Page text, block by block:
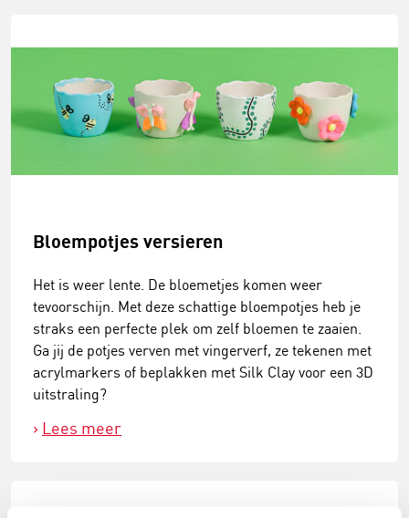
Bloempotjes versieren
Het is weer lente. De bloemetjes komen weer
tevoorschijn. Met deze schattige bloempotjes heb je
straks een perfecte plek om zelf bloemen te zaaien.
Ga jij de potjes verven met vingerverf, ze tekenen met
acrylmarkers of beplakken met Silk Clay voor een 3D
uitstraling?
Lees meer